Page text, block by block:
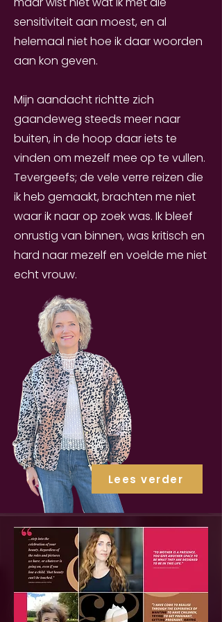
sensitiviteit aan moest, en al
helemaal niet hoe ik daar woorden
aan kon geven.
Mijn aandacht richtte zich
gaandeweg steeds meer naar
buiten, in de hoop daar iets te
vinden om mezelf mee op te vullen.
Tevergeefs; de vele verre reizen die
ik heb gemaakt, brachten me niet
waar ik naar op zoek was. Ik bleef
onrustig van binnen, was kritisch en
hard naar mezelf en voelde me niet
echt vrouw.
Lees verder